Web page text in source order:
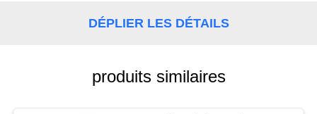
CONTACTEZ-
DÉPLIER LES DÉTAILS
produits similaires